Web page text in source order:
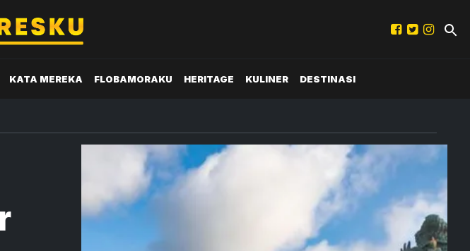
KATA MEREKA FLOBAMORAKU HERITAGE KULINER DESTINASI